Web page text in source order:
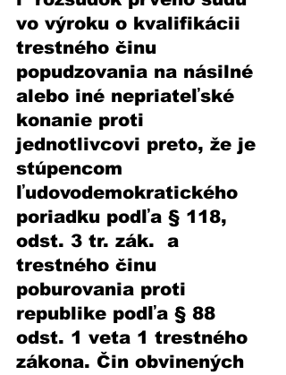
vo výroku o kvalifikácii
trestného činu
popudzovania na násilné
alebo iné nepriateľské
konanie proti
jednotlivcovi preto, že je
stúpencom
ľudovodemokratického
poriadku podľa § 118,
odst. 3 tr. zák.  a
trestného činu
poburovania proti
republike podľa § 88
odst. 1 veta 1 trestného
zákona. Čin obvinených